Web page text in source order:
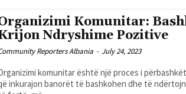
Komunitar:
Ndryshime Pozitive
Reporters Albania - July 24, 2023
komunitar është një proces i
inkurajon banorët të bashkohen dhe të